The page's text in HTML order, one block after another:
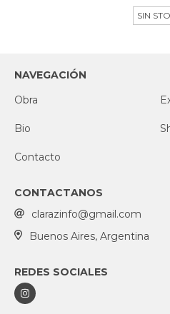
SIN
NAVEGACIÓN
Obra
Bio
Contacto
CONTACTANOS
clarazinfo@gmail.com
Buenos Aires, Argentina
REDES SOCIALES